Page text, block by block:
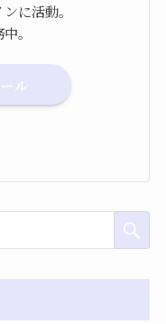
に活動。
。
ル